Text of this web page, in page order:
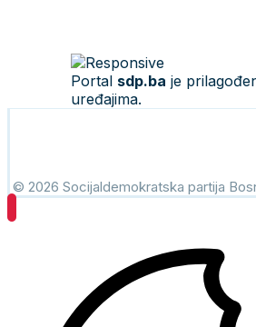
Portal sdp.ba je
uređajima.
© 2026 Socijaldemokratska partija